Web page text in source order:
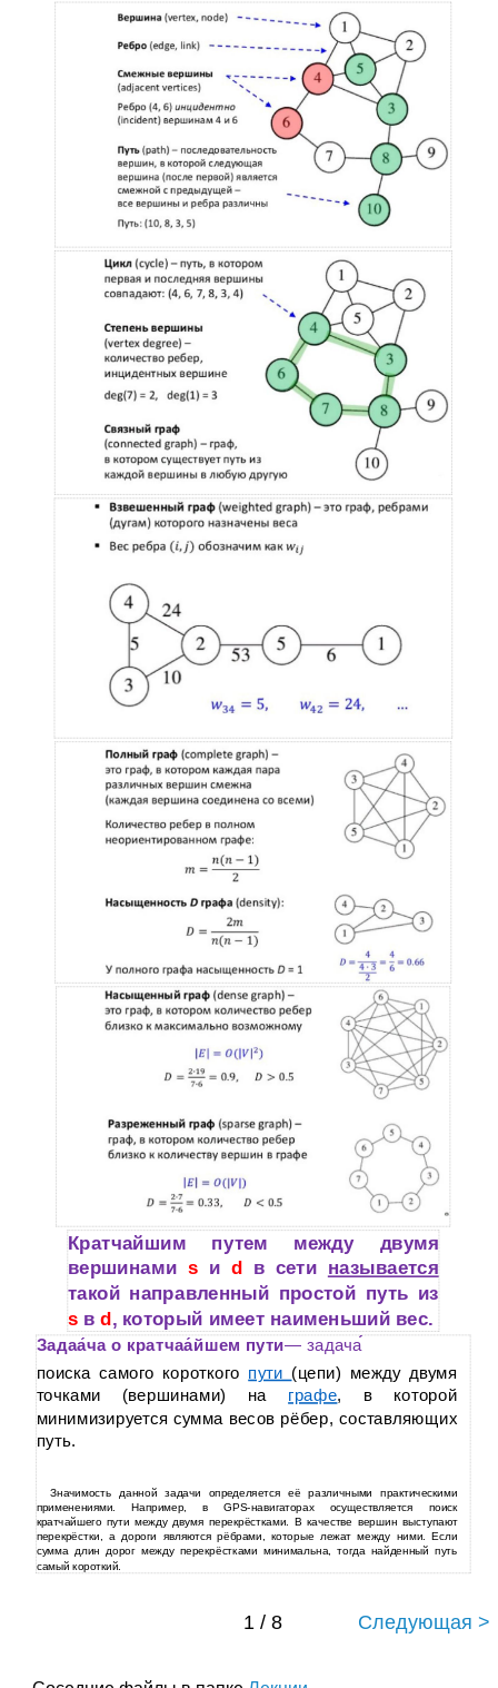
Кратчайшим путем между двумя
вершинами s и d в сети называется
такой направленный простой путь из
s вd, который имеет наименьший вес.
Задаа́ча о кратчаа́йшем пути— задача
поиска самого короткого пути (цепи) между двумя
точками (вершинами) на графе, в которой
минимизируется сумма весов рёбер, составляющих
путь.
Значимость данной задачи определяется её различными практическими
применениями. Например, в GPS-навигаторах осуществляется поиск
кратчайшего пути между двумя перекрёстками. В качестве вершин выступают
перекрёстки, а дороги являются рёбрами, которые лежат между ними. Если
сумма длин дорог между перекрёстками минимальна, тогда найденный путь
самый короткий.
1 / 8 Следующая >